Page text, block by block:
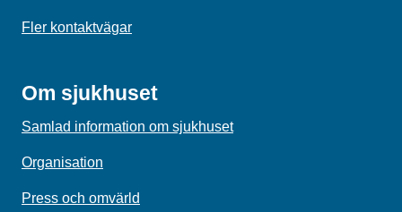
Fler kontaktvägar
Om sjukhuset
Samlad information om sjukhuset
Organisation
Press och omvärld